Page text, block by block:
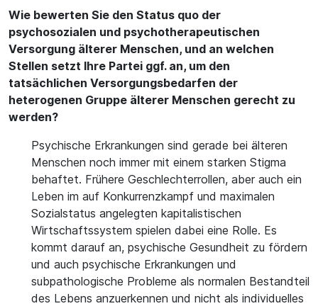
Wie bewerten Sie den Status quo der
psychosozialen und psychotherapeutischen
Versorgung älterer Menschen, und an welchen
Stellen setzt Ihre Partei ggf. an, um den
tatsächlichen Versorgungsbedarfen der
heterogenen Gruppe älterer Menschen gerecht zu
werden?
Psychische Erkrankungen sind gerade bei älteren
Menschen noch immer mit einem starken Stigma
behaftet. Frühere Geschlechterrollen, aber auch ein
Leben im auf Konkurrenzkampf und maximalen
Sozialstatus angelegten kapitalistischen
Wirtschaftssystem spielen dabei eine Rolle. Es
kommt darauf an, psychische Gesundheit zu fördern
und auch psychische Erkrankungen und
subpathologische Probleme als normalen Bestandteil
des Lebens anzuerkennen und nicht als individuelles